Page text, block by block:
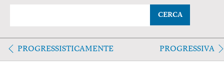
CERCA
PROGRESSISTICAMENTE PROGRESSIVA